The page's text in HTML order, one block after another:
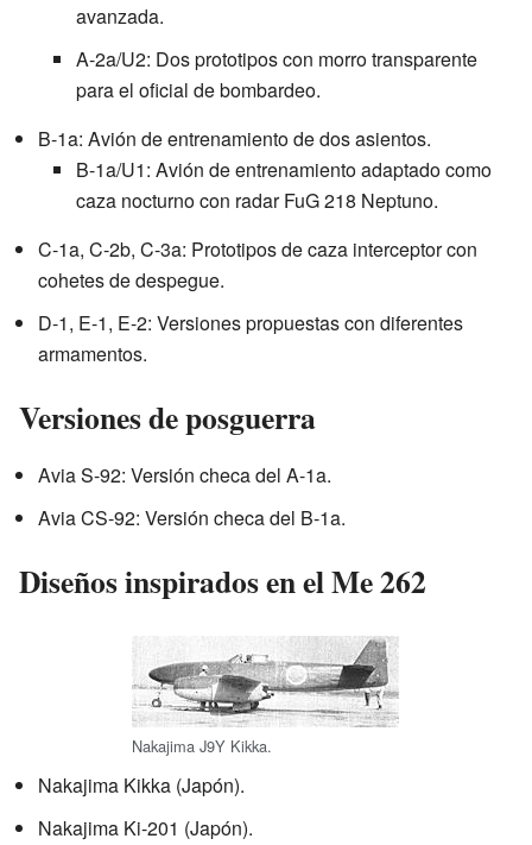
avanzada.
A-2a/U2: Dos prototipos con morro transparente
para el oficial de bombardeo.
B-1a: Avión de entrenamiento de dos asientos.
B-1a/U1: Avión de entrenamiento adaptado como
caza nocturno con radar FuG 218 Neptuno.
C-1a, C-2b, C-3a: Prototipos de caza interceptor con
cohetes de despegue.
D-1, E-1, E-2: Versiones propuestas con diferentes
armamentos.
Versiones de posguerra
Avia S-92: Versión checa del A-1a.
Avia CS-92: Versión checa del B-1a.
Diseños inspirados en el Me 262
Nakajima J9Y Kikka.
Nakajima Kikka (Japón).
Nakajima Ki-201 (Japón).